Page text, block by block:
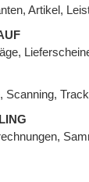
Artikel,
Scanning,